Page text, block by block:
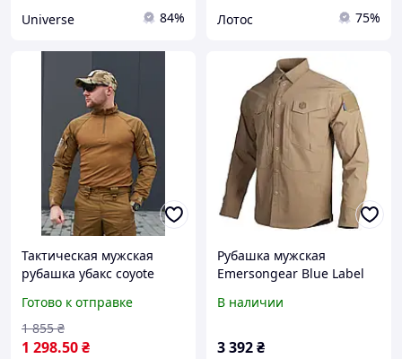
Universe 84% Лотос 75%
Тактическая мужская
рубашка убакс coyote
боевая рубашка койот
Готово к отправке
1 298.50₴
1 855 ₴
Рубашка мужская
Emersongear Blue Label
Coyote
В наличии
3 392₴